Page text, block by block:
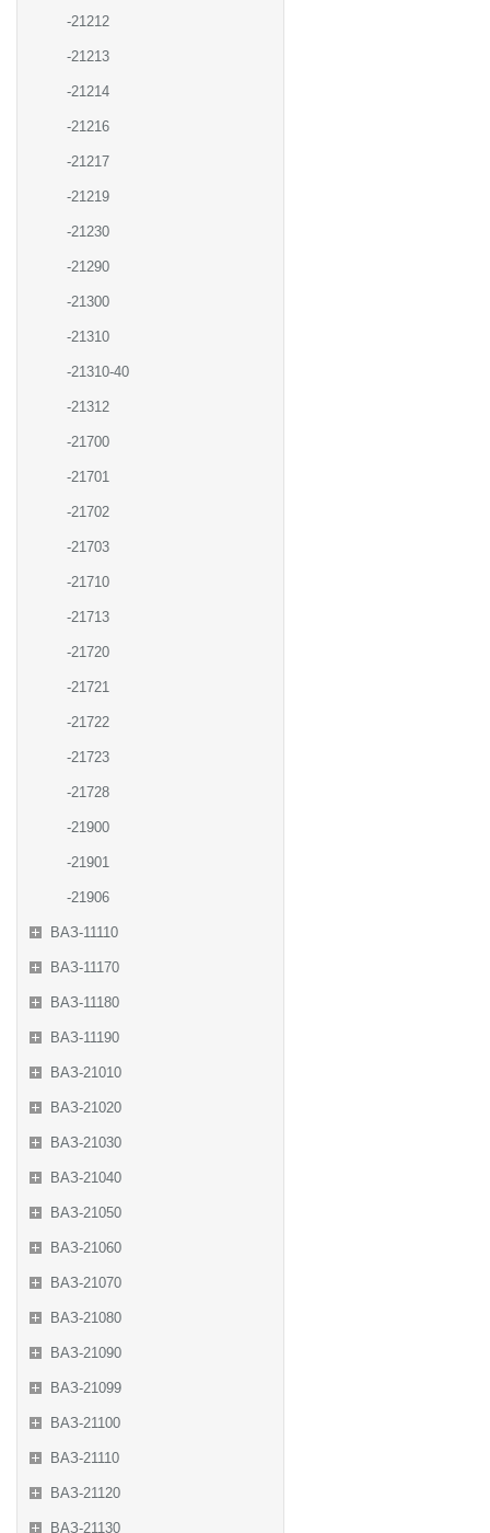
-21212
-21213
-21214
-21216
-21217
-21219
-21230
-21290
-21300
-21310
-21310-40
-21312
-21700
-21701
-21702
-21703
-21710
-21713
-21720
-21721
-21722
-21723
-21728
-21900
-21901
-21906
ВАЗ-11110
ВАЗ-11170
ВАЗ-11180
ВАЗ-11190
ВАЗ-21010
ВАЗ-21020
ВАЗ-21030
ВАЗ-21040
ВАЗ-21050
ВАЗ-21060
ВАЗ-21070
ВАЗ-21080
ВАЗ-21090
ВАЗ-21099
ВАЗ-21100
ВАЗ-21110
ВАЗ-21120
ВАЗ-21130